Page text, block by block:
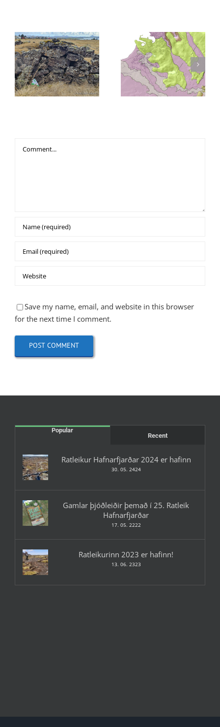
30. Ratleikur
Hafnarfjarðar er
hafinn!
Þema leiksins er:
Hraunin ofan
Hafnarfjarðar
Save my name, email, and website in this browser
for the next time I comment.
Popular
Recent
Ratleikur Hafnarfjarðar 2024 er hafinn
30. 05. 2424
Gamlar þjóðleiðir þemað í 25. Ratleik
Hafnarfjarðar
17. 05. 2222
Ratleikurinn 2023 er hafinn!
13. 06. 2323